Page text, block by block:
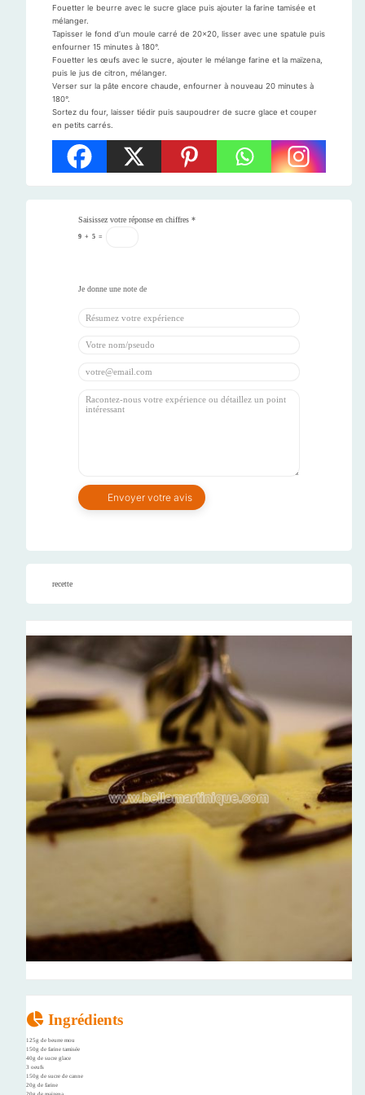
Fouetter le beurre avec le sucre glace puis ajouter la farine tamisée et
mélanger.
Tapisser le fond d’un moule carré de 20×20, lisser avec une spatule puis
enfourner 15 minutes à 180°.
Fouetter les œufs avec le sucre, ajouter le mélange farine et la maïzena,
puis le jus de citron, mélanger.
Verser sur la pâte encore chaude, enfourner à nouveau 20 minutes à
180°.
Sortez du four, laisser tiédir puis saupoudrer de sucre glace et couper
en petits carrés.
Saisissez votre réponse en chiffres *
9 + 5 =
recette
Ingrédients
125g de beurre mou
150g de farine tamisée
40g de sucre glace
3 oeufs
150g de sucre de canne
20g de farine